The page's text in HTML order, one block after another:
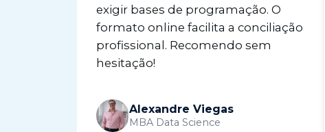
exigir bases de programação. O
formato online facilita a conciliação
profissional. Recomendo sem
hesitação!
Alexandre Viegas
MBA Data Science